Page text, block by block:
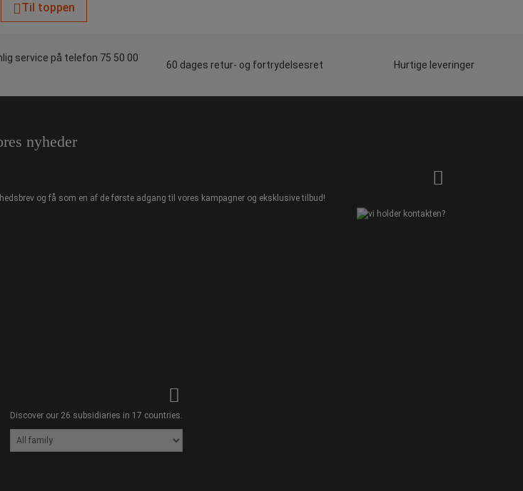
Til toppen
service på telefon 75 50 00
60 dages retur- og fortrydelsesret Hurtige leveringer
nyheder
og få som en af de første adgang til vores kampagner og eksklusive tilbud!
Discover our 26 subsidiaries in 17 countries.